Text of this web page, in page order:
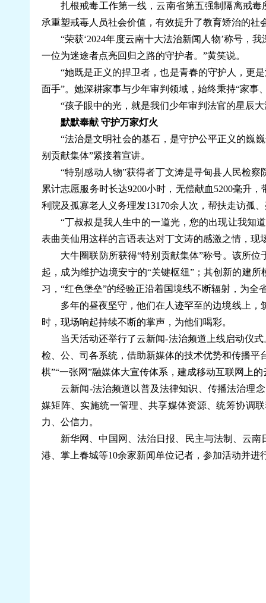
扎根戒毒工作第一线，云南省第五强制隔离戒
承重塑戒毒人员社会价值，有效提升了教育矫治的社
“荣获‘2024年度云南十大法治新闻人物’称号，
一位为迷途者点亮回归之路的守护者。”黄笑说。
“她既是正义的捍卫者，也是青春的守护人，更
面手”。她深耕家事与少年审判领域，始终秉持“家
“孩子眼中的光，就是我们少年审判法官的星辰
默默奉献 守护万家灯火
“法治是文明社会的基石，是守护公平正义的巍
别贡献集体”紧接着宣讲。
“特别感动人物”获得者丁文涛是寻甸县人民检
累计志愿服务时长达9200小时，无偿献血5200毫升
利院及孤寡老人义务理发13170余人次，帮扶走访孤
“丁叔叔是我人生中的一道光，您的出现让我知
表曲美仙用这样的言语表达对丁文涛的感激之情，
大牛圈联防所获得“特别贡献集体”称号。该所
起，成为维护边境安宁的“关键枢纽”；其创新的建
习，“红色堡垒”的经验正沿着国境线不断辐射，为全
多年的昼夜坚守，他们在人迹罕至的边境线上
时，现场响起持续不断的掌声，为他们喝彩。
当天活动还举行了云新闻-法治频道上线启动仪
检、公、司各系统，借助新媒体的技术优势和传播
棋”“一张网”融媒体大宣传体系，建成移动互联网上
云新闻-法治频道以普及法律知识、传播法治理
媒矩阵、实施统一管理、共享媒体资源、统筹协调
力、公信力。
新华网、中国网、法治日报、民主与法制、云
港、掌上春城等10余家新闻单位记者，参加活动并进